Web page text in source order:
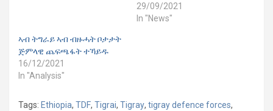
29/09/2021
In "News"
ኣብ ትግራይ ኣብ ብዙሓት ቦታታት
ጅምላዊ ጨፍጫፋት ተኻይዱ
16/12/2021
In "Analysis"
Tags: Ethiopia, TDF, Tigrai, Tigray, tigray defence forces,